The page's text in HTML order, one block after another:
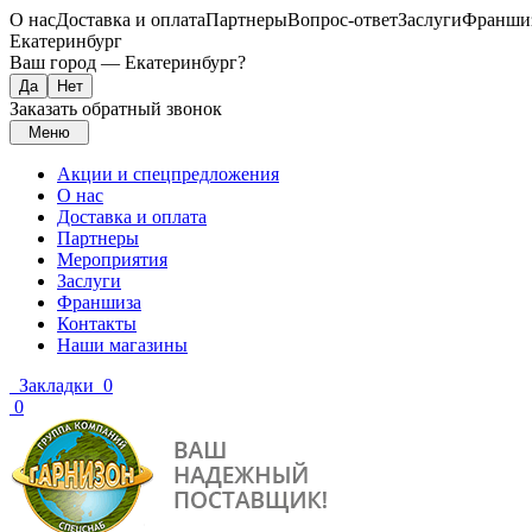
О насДоставка и оплатаПартнерыВопрос-ответЗаслуги
Екатеринбург
Ваш город — Екатеринбург?
Заказать обратный звонок
Меню
Акции и спецпредложения
О нас
Доставка и оплата
Партнеры
Мероприятия
Заслуги
Франшиза
Контакты
Наши магазины
Закладки 0
0